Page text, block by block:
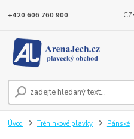
+420 606 760 900
Úvod Tréninkové plavky Pánské